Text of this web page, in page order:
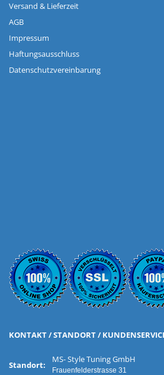
Versand & Lieferzeit
AGB
Impressum
Haftungsausschluss
Datenschutzvereinbarung
KONTAKT / STANDORT /
Standort:
MS- Style Tuning GmbH
Frauenfelderstrasse 31